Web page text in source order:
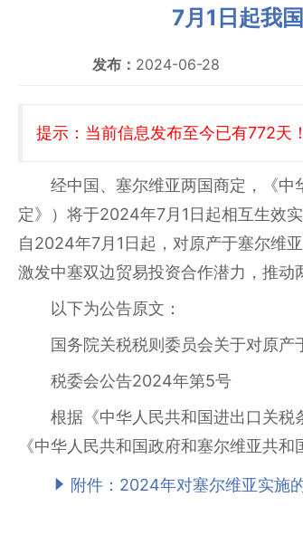
7月1日起我
发布： 2024-06-28
提示：当前信息发布至今已有772天
经中国、塞尔维亚两国商定，《
定》）将于2024年7月1日起相互生效
自2024年7月1日起，对原产于塞尔维
激发中塞双边贸易投资合作潜力，推动
以下为公告原文：
国务院关税税则委员会关于对原
税委会公告2024年第5号
根据《中华人民共和国进出口关
《中华人民共和国政府和塞尔维亚共
附件：2024年对塞尔维亚实施